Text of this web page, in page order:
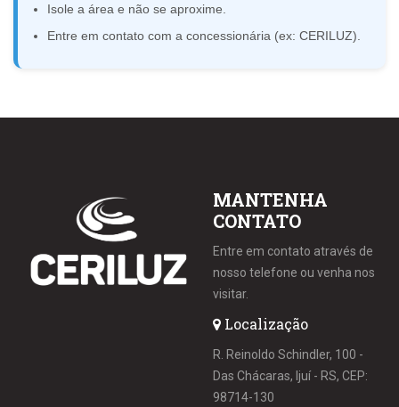
Isole a área e não se aproxime.
Entre em contato com a concessionária (ex: CERILUZ).
MANTENHA
CONTATO
Entre em contato através de
nosso telefone ou venha nos
visitar.
Localização
R. Reinoldo Schindler, 100 -
Das Chácaras, Ijuí - RS, CEP:
98714-130